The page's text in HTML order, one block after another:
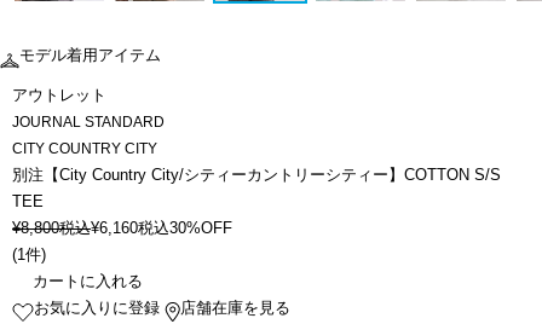
モデル着用アイテム
アウトレット
JOURNAL STANDARD
CITY COUNTRY CITY
別注【City Country City/シティーカントリーシティー】COTTON S/S
TEE
¥8,800税込¥6,160税込30%OFF
(1件)
カートに入れる
お気に入りに登録
店舗在庫を見る